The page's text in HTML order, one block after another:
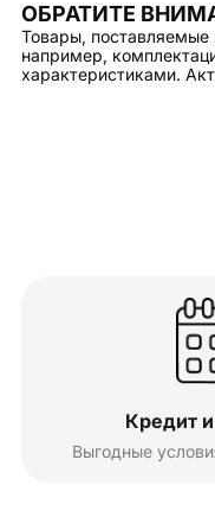
ОБРАТИТЕ
Товары, поставляемые
например,
характеристиками.
Кредит
Выгодные